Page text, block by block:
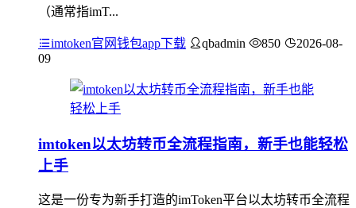
（通常指imT...
imtoken官网钱包app下载 qbadmin 850
2026-08-
09
imtoken以太坊转币全流程指南，新手也能轻松
上手
这是一份专为新手打造的imToken平台以太坊转币全流程